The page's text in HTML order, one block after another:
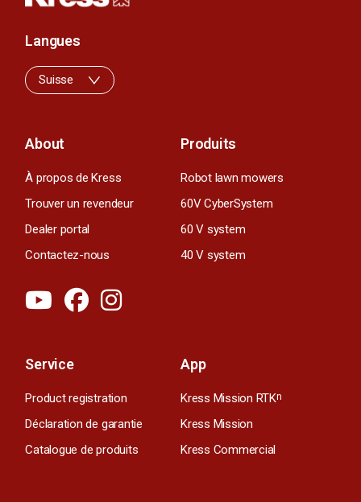
About
À propos de Kress
Trouver un revendeur
Dealer portal
Contactez-nous
Produits
Robot lawn mowers
60V CyberSystem
60 V system
40 V system
Service
Product registration
Déclaration de garantie
Catalogue de produits
App
Kress Mission RTKn
Kress Mission
Kress Commercial
Langues
Suisse